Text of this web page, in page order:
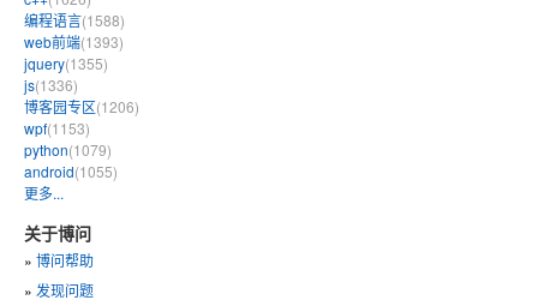
编程语言(1588)
web前端(1393)
jquery(1355)
js(1336)
博客园专区(1206)
wpf(1153)
python(1079)
android(1055)
更多...
关于博问
» 博问帮助
» 发现问题